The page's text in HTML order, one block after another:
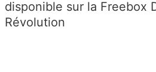
disponible sur la Freebox
Révolution